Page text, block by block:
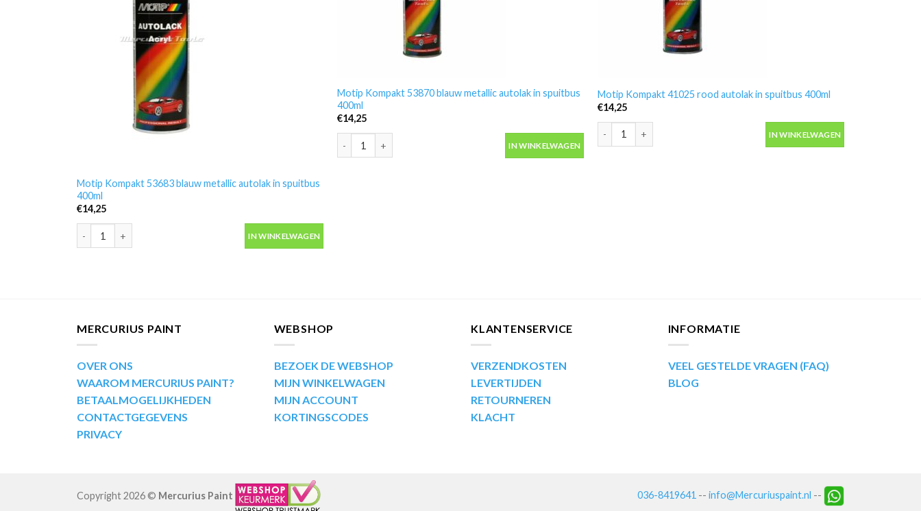
Motip Kompakt 53683 blauw metallic autolak in spuitbus
400ml
€14,25
Motip Kompakt 53683 blauw metallic autolak in spuitbus 400ml aantal
IN WINKELWAGEN
Motip Kompakt 53870 blauw metallic autolak in spuitbus
400ml
€14,25
Motip Kompakt 53870 blauw metallic autolak in spuitbus 400ml aantal
IN WINKELWAGEN
Motip Kompakt 41025 rood autolak in spuitbus 400ml
€14,25
Motip Kompakt 41025 rood autolak in spuitbus 400ml aantal
IN WINKELWAGEN
MERCURIUS PAINT
OVER ONS
WAAROM MERCURIUS PAINT?
BETAALMOGELIJKHEDEN
CONTACTGEGEVENS
PRIVACY
WEBSHOP
BEZOEK DE WEBSHOP
MIJN WINKELWAGEN
MIJN ACCOUNT
KORTINGSCODES
KLANTENSERVICE
VERZENDKOSTEN
LEVERTIJDEN
RETOURNEREN
KLACHT
INFORMATIE
VEEL GESTELDE VRAGEN (FAQ)
BLOG
036-8419641 -- info@Mercuriuspaint.nl --
Copyright 2026 © Mercurius Paint